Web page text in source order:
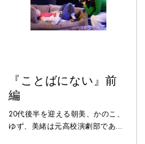
『ことばにない』前
編
20代後半を迎える朝美、かのこ、
ゆず、美緒は元高校演劇部であっ